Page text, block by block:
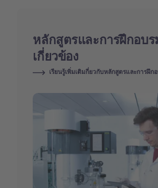
หลักสูตรและการฝึกอบร
เกี่ยวข้อง
เรียนรู้เพิ่มเติมกี่ยวกับหลักสูตรและการฝึก